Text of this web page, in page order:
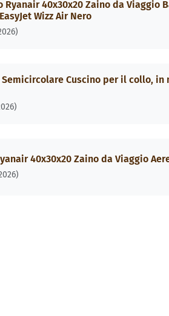
Ryanair 40x30x20 Zaino da Viaggio
Wizz Air Nero
Semicircolare Cuscino per il collo,
40x30x20 Zaino da Viaggio